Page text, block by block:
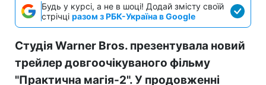
Будь у курсі, а не в шоці! Додай змісту своїй
стрічці разом з РБК-Україна в Google
Студія Warner Bros. презентувала новий
трейлер довгоочікуваного фільму
"Практична магія-2". У продовженні